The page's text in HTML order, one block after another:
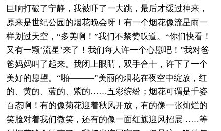
巨响打破了宁静，我被吓了一大跳，最后才缓过神来，
原来是世纪公园的烟花晚会呀！有一个烟花像流星雨一
样划过天空，“多美啊！”我们不禁赞叹道。“你们快看！
又有一颗‘流星’来了！我们每人许一个心愿吧！”我对爸
爸妈妈叫了起来。我闭上眼睛，双手合十，许下了一个
美好的愿望。“啪———”美丽的烟花在夜空中绽放，红
的、黄的、蓝的、紫的……五彩缤纷；烟花可谓是千姿
百态啊！有的像菊花迎着秋风开放，有的像一张灿烂的
笑脸对着我们微笑，还有的像一面红旗迎风招展……等